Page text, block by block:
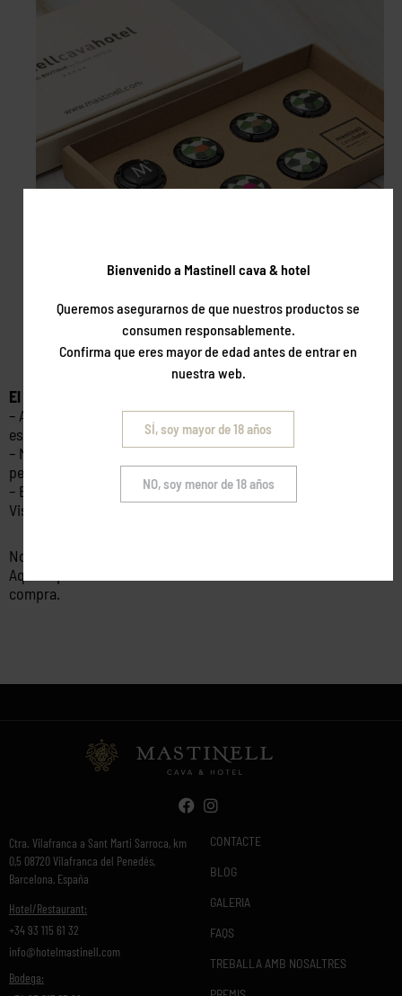
El pack incluye:
– Allotjament en habitació Doble Premium o Suite Deluxe a
escollir, de diumenge a dijous (excepte vigílies de festiu).
– Menú de migdia al nostre restaurant En Rima. Un menú per
persona i estada.
– Esmorzar (tota l’estada).
Visita al nostre celler amb degustació de 3 productes.
No reemborsable.
Aquest pack té una validesa de 6 mesos des de la data de
compra.
Ctra. Vilafranca a Sant Marti Sarroca, km
0,5 08720 Vilafranca del Penedés,
Barcelona, España
Hotel/Restaurant:
+34 93 115 61 32
info@hotelmastinell.com
Bodega:
CONTACTE
BLOG
GALERIA
FAQS
TREBALLA AMB NOSALTRES
Bienvenido a Mastinell cava & hotel
Queremos asegurarnos de que nuestros productos se
consumen responsablemente.
Confirma que eres mayor de edad antes de entrar en
nuestra web.
SÍ, soy mayor de 18 años
NO, soy menor de 18 años